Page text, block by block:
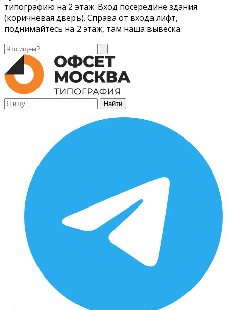
типографию на 2 этаж. Вход посередине здания
(коричневая дверь). Справа от входа лифт,
поднимайтесь на 2 этаж, там наша вывеска.